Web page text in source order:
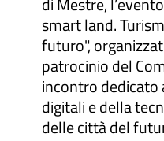
smart land.
futuro",
patrocinio del
incontro dedicato
digitali e della
delle città del